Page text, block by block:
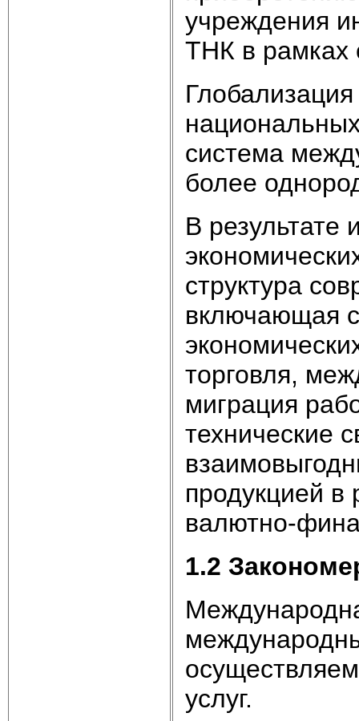
учреждения
ТНК в рамках
система
более
В результате
структура
включающая
торговля,
миграция
технические
продукцией
валютно-
1.2
услуг.